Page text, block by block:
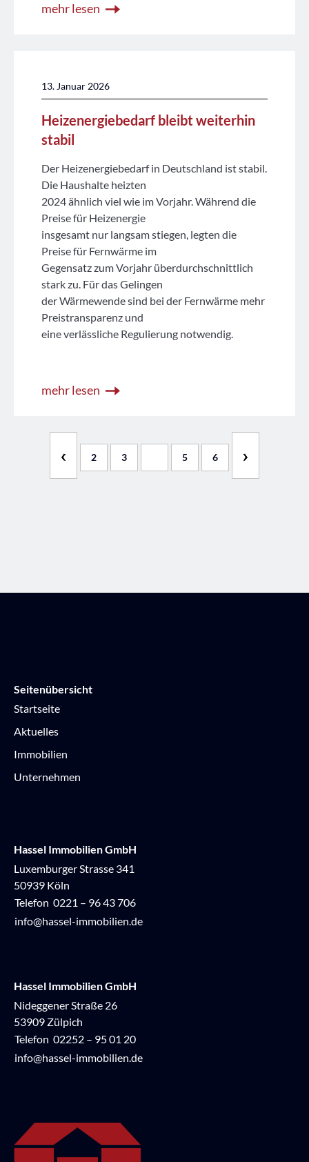
mehr lesen
13. Januar 2026
Heizenergiebedarf bleibt weiterhin
stabil
Der Heizenergiebedarf in Deutschland ist stabil.
Die Haushalte heizten
2024 ähnlich viel wie im Vorjahr. Während die
Preise für Heizenergie
insgesamt nur langsam stiegen, legten die
Preise für Fernwärme im
Gegensatz zum Vorjahr überdurchschnittlich
stark zu. Für das Gelingen
der Wärmewende sind bei der Fernwärme mehr
Preistransparenz und
eine verlässliche Regulierung notwendig.
mehr lesen
‹ 2 3 5 6 ›
Seitenübersicht
Startseite
Aktuelles
Immobilien
Unternehmen
Hassel Immobilien GmbH
Luxemburger Strasse 341
50939 Köln
Telefon 0221 – 96 43 706
info@hassel-immobilien.de
Hassel Immobilien GmbH
Nideggener Straße 26
53909 Zülpich
Telefon 02252 – 95 01 20
info@hassel-immobilien.de